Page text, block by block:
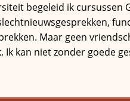
begeleid ik cursussen
Maar geen
Ik kan niet zonder goede